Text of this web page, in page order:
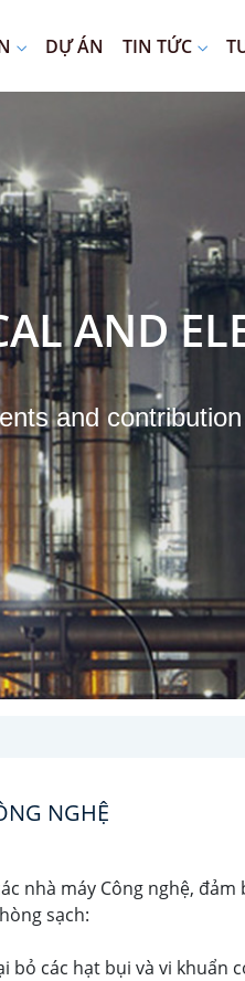
DỰ ÁN TIN TỨC
AND
and
NGHỆ
nhà máy Công nghệ,
sạch:
các hạt bụi và vi